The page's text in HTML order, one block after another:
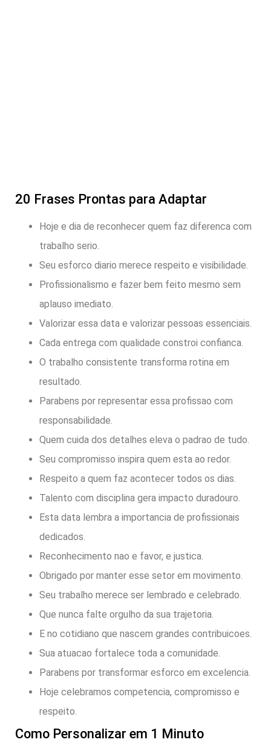
20 Frases Prontas para Adaptar
Hoje e dia de reconhecer quem faz diferenca com
trabalho serio.
Seu esforco diario merece respeito e visibilidade.
Profissionalismo e fazer bem feito mesmo sem
aplauso imediato.
Valorizar essa data e valorizar pessoas essenciais.
Cada entrega com qualidade constroi confianca.
O trabalho consistente transforma rotina em
resultado.
Parabens por representar essa profissao com
responsabilidade.
Quem cuida dos detalhes eleva o padrao de tudo.
Seu compromisso inspira quem esta ao redor.
Respeito a quem faz acontecer todos os dias.
Talento com disciplina gera impacto duradouro.
Esta data lembra a importancia de profissionais
dedicados.
Reconhecimento nao e favor, e justica.
Obrigado por manter esse setor em movimento.
Seu trabalho merece ser lembrado e celebrado.
Que nunca falte orgulho da sua trajetoria.
E no cotidiano que nascem grandes contribuicoes.
Sua atuacao fortalece toda a comunidade.
Parabens por transformar esforco em excelencia.
Hoje celebramos competencia, compromisso e
respeito.
Como Personalizar em 1 Minuto